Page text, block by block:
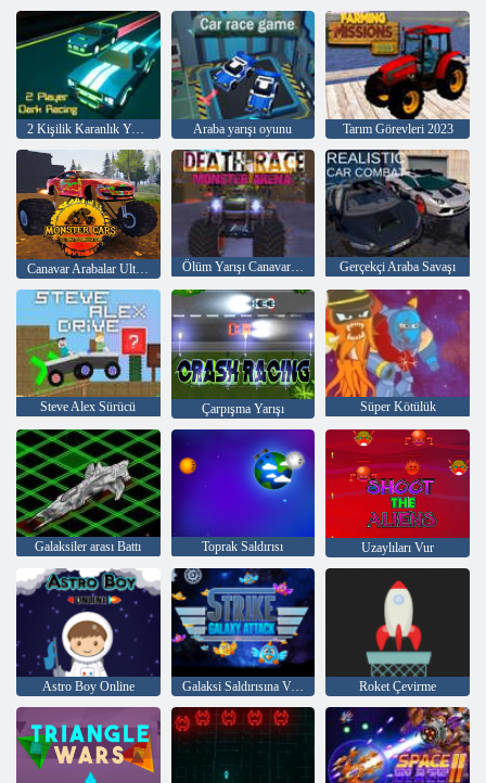
2 Kişilik Karanlık Yarış Araba yarışı oyunu Tarım Görevleri 2023
Ölüm Yarışı Canavar Arenası Gerçekçi Araba Savaşı
Steve Alex Sürücü Çarpışma Yarışı Süper Kötülük
Galaksiler arası Battı Toprak Saldırısı Uzaylıları Vur
Astro Boy Online Galaksi Saldırısına Vurun Roket Çevirme